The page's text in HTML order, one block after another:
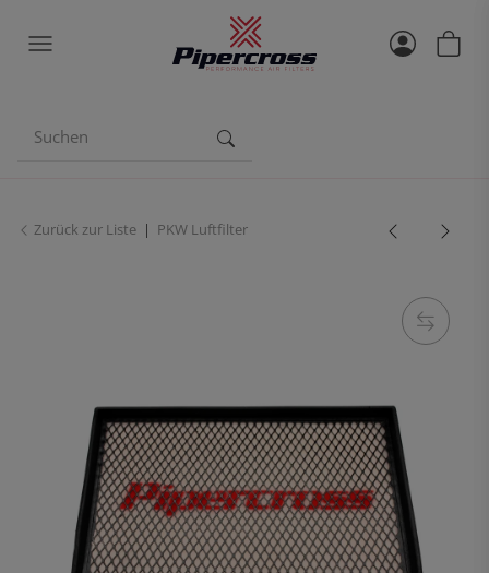
Zurück zur Liste PKW Luftfilter